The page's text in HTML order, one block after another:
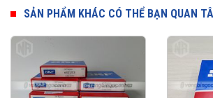
phí cho từng nhu cầu sử dụng của thiết bị.
SẢN PHẨM KHÁC CÓ THỂ BẠN QUAN